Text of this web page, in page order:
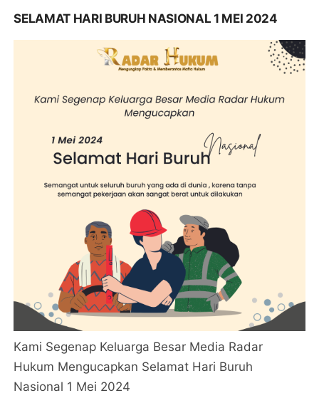
SELAMAT HARI BURUH NASIONAL 1 MEI 2024
Kami Segenap Keluarga Besar Media Radar
Hukum Mengucapkan Selamat Hari Buruh
Nasional 1 Mei 2024